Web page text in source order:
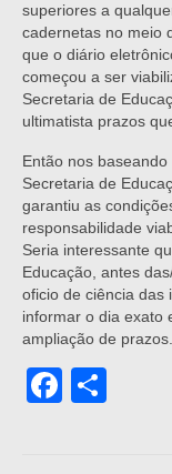
superiores a
cadernetas no meio
que o diário
começou a ser
Secretaria de
ultimatista prazos
Então nos
Secretaria de
garantiu as
responsabilidade
Seria interessante
Educação, antes
oficio de ciência das
informar o dia exato
ampliação de prazos.